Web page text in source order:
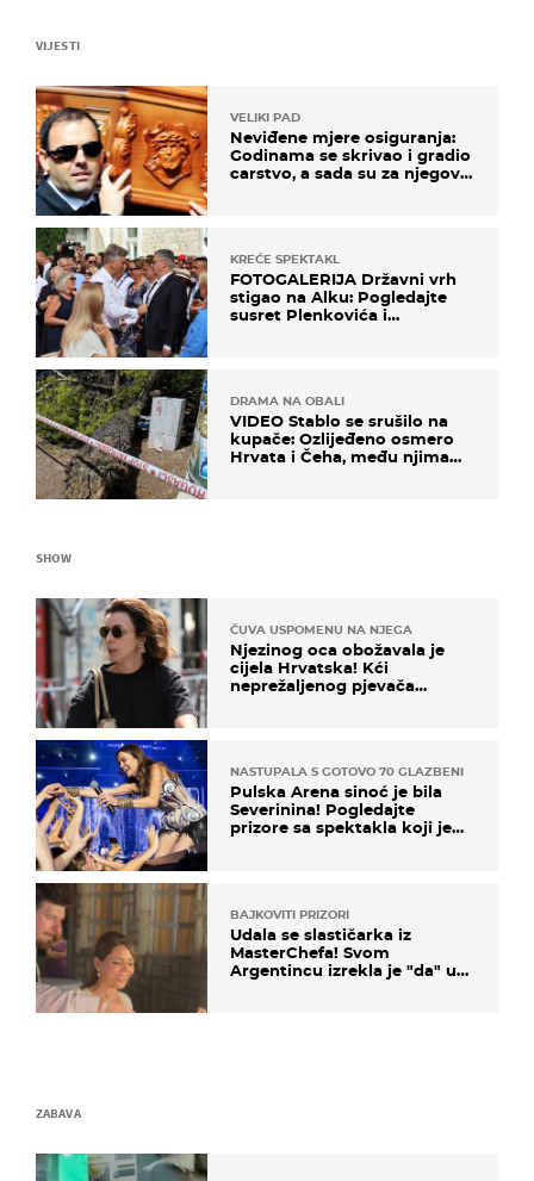
VIJESTI
VELIKI PAD
Neviđene mjere osiguranja:
Godinama se skrivao i gradio
carstvo, a sada su za njegovo
KREĆE SPEKTAKL
FOTOGALERIJA Državni vrh
stigao na Alku: Pogledajte
susret Plenkovića i
DRAMA NA OBALI
VIDEO Stablo se srušilo na
kupače: Ozlijeđeno osmero
Hrvata i Čeha, među njima
SHOW
ČUVA USPOMENU NA NJEGA
Njezinog oca obožavala je
cijela Hrvatska! Kći
neprežaljenog pjevača
NASTUPALA S GOTOVO 70 GLAZBENIKA
Pulska Arena sinoć je bila
Severinina! Pogledajte
prizore sa spektakla koji je
BAJKOVITI PRIZORI
Udala se slastičarka iz
MasterChefa! Svom
Argentincu izrekla je "da" u
ZABAVA